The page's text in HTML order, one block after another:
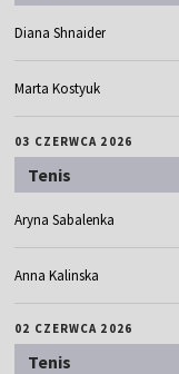
Diana Shnaider
Marta Kostyuk
03 CZERWCA 2026
Tenis
Aryna Sabalenka
Anna Kalinska
02 CZERWCA 2026
Tenis